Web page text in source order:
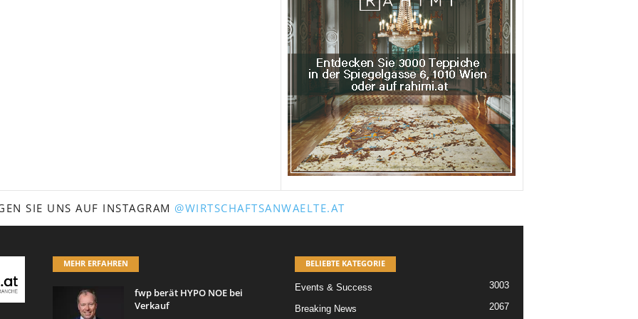
SIE UNS AUF INSTAGRAM @WIRTSCHAFTSANWAELTE.AT
MEHR ERFAHREN
fwp berät HYPO NOE bei
Verkauf
BELIEBTE KATEGORIE
Events & Success 3003
Breaking News 2067